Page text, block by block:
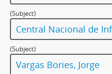
(Subject)
Central Nacional de
(Subject)
Vargas Bories, Jorge